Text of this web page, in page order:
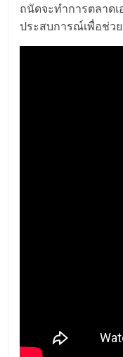
ถนัดจะทำการตลาด
ประสบการณ์เพื่อช่วย